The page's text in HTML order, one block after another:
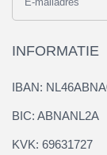
INFORMATIE
IBAN:
BIC: ABNANL2A
KVK: 69631727